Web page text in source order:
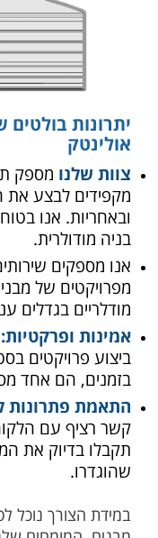
יתרונות
אולינטק
צוות שלנו מספק
מקפידים לבצע את
ובאחריות. אנו
בניה מודולרית.
אנו מספקים
מפרויקטים של
מודלריים בגדלים
אמינות ופרקטיות:
ביצוע פרויקטים
בזמנים, הם אחד
התאמת פתרונות
קשר רציף עם
תקבלו בדיוק את
שהוגדרו.
במידת הצורך נוכל